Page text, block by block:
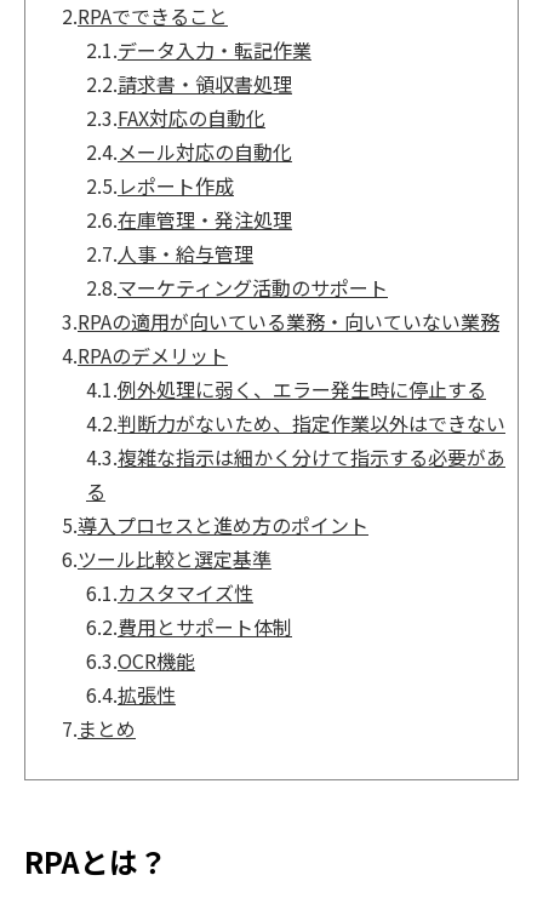
2.RPAでできること
2.1.データ入力・転記作業
2.2.請求書・領収書処理
2.3.FAX対応の自動化
2.4.メール対応の自動化
2.5.レポート作成
2.6.在庫管理・発注処理
2.7.人事・給与管理
2.8.マーケティング活動のサポート
3.RPAの適用が向いている業務・向いていない業務
4.RPAのデメリット
4.1.例外処理に弱く、エラー発生時に停止する
4.2.判断力がないため、指定作業以外はできない
4.3.複雑な指示は細かく分けて指示する必要があ
る
5.導入プロセスと進め方のポイント
6.ツール比較と選定基準
6.1.カスタマイズ性
6.2.費用とサポート体制
6.3.OCR機能
6.4.拡張性
7.まとめ
RPAとは？